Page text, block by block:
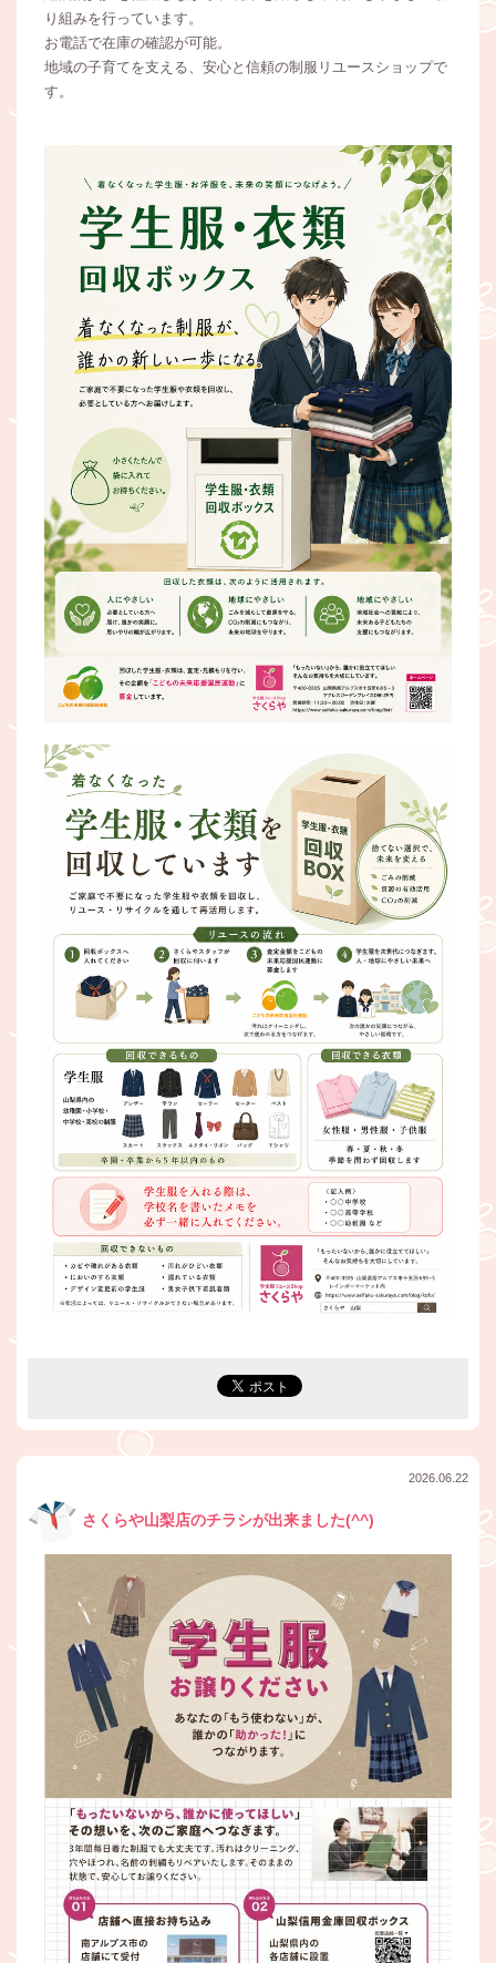
り組みを行っています。
お電話で在庫の確認が可能。
地域の子育てを支える、安心と信頼の制服リユースショップで
す。
2026.06.22
さくらや山梨店のチラシが出来ました(^^)